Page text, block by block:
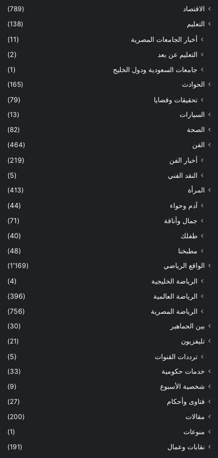
الاقتصاد
(789)
التعليم
(138)
أخبار الجامعات المصرية
(11)
التعليم عن بعد
(2)
جامعات السعودية ودول الخليج
(1)
الحوادث (165)
تحقيقات وقضايا (79)
السيارات
(13)
الصحة
(82)
الفن
(464)
أخبار الفن
(219)
النقد الفني
(5)
المرأة (413)
آدم وحواء
(44)
جمال وأناقة
(71)
طفلك
(40)
مطبخنا
(48)
الواقع الرياضي (1٬169)
الرياضة الخليجية
(4)
الرياضة العالمية
(396)
الرياضة المصرية
(756)
بين الجماهير
(30)
تليفزيون
(21)
ترددات القنوات (5)
خدمات حكومية
(33)
شخصية الأسبوع
(9)
فتاوى وأحكام
(27)
مقالات
(200)
منوعات
(1)
نقابات وعمال
(191)